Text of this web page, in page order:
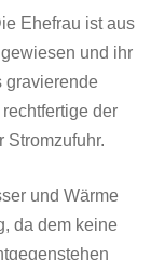
Ehefrau ist aus
und ihr
gravierende
der
Stromzufuhr.
und Wärme
da dem keine